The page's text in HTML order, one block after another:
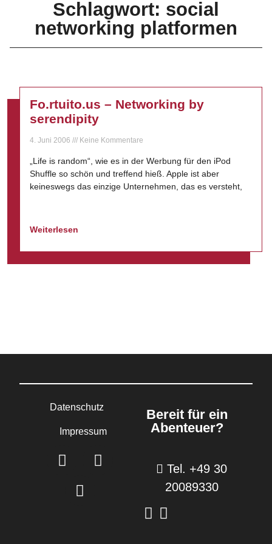
Schlagwort: social
networking platformen
Fo.rtuito.us – Networking by
serendipity
4. Juni 2006 Keine Kommentare
„Life is random“, wie es in der Werbung für den iPod
Shuffle so schön und treffend hieß. Apple ist aber
keineswegs das einzige Unternehmen, das es versteht,
Weiterlesen
Datenschutz
Impressum
Bereit für ein
Abenteuer?
Tel. +49 30
20089330